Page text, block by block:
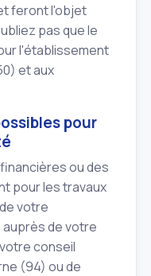
feront l'objet
pas que le
l'établissement
et aux
pour
ou des
pour les travaux
votre
auprès de votre
conseil
(94) ou de